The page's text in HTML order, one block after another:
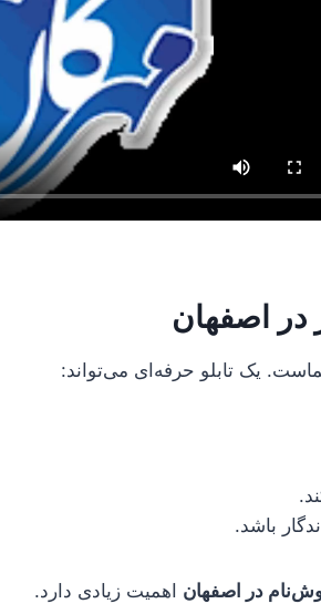
در اصفهان
یک تابلو حرفه‌ای می‌تواند:
باشد.
در اصفهان اهمیت زیادی دارد.